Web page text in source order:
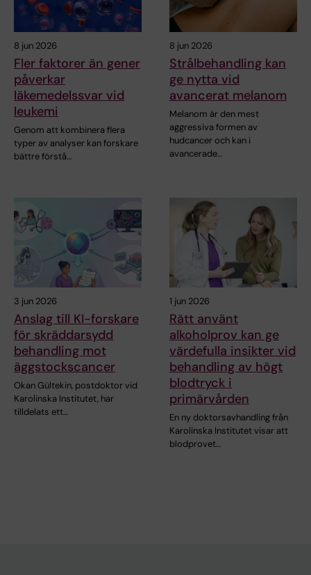
8 jun 2026
Fler faktorer än gener
påverkar
läkemedelssvar vid
leukemi
Genom att kombinera flera
typer av analyser kan forskare
bättre förstå…
8 jun 2026
Strålbehandling kan
ge nytta vid
avancerat melanom
Melanom är den mest
aggressiva formen av
hudcancer och kan i
avancerade…
3 jun 2026
Anslag till KI-forskare
för skräddarsydd
behandling mot
äggstockscancer
Okan Gültekin, postdoktor vid
Karolinska Institutet, har
tilldelats ett…
1 jun 2026
Rätt använt
alkoholprov kan ge
värdefulla insikter vid
behandling av högt
blodtryck i
primärvården
En ny doktorsavhandling från
Karolinska Institutet visar att
blodprovet…